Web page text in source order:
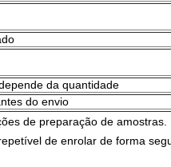
da quantidade
do envio
de preparação de amostras.
de enrolar de forma